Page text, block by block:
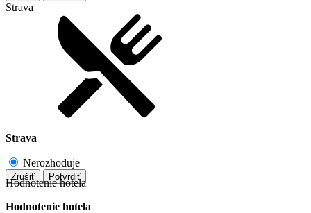
Strava
Strava
Nerozhoduje
Zrušiť Potvrdiť
Hodnotenie hotela
Hodnotenie hotela